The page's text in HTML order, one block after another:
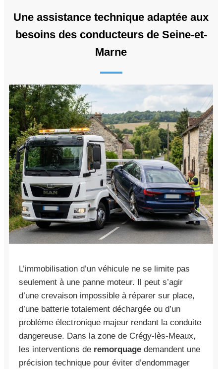
Une assistance technique adaptée aux
besoins des conducteurs de Seine-et-
Marne
L’immobilisation d’un véhicule ne se limite pas
seulement à une panne moteur. Il peut s’agir
d’une crevaison impossible à réparer sur place,
d’une batterie totalement déchargée ou d’un
problème électronique majeur rendant la conduite
dangereuse. Dans la zone de Crégy-lès-Meaux,
les interventions de remorquage demandent une
précision technique pour éviter d’endommager